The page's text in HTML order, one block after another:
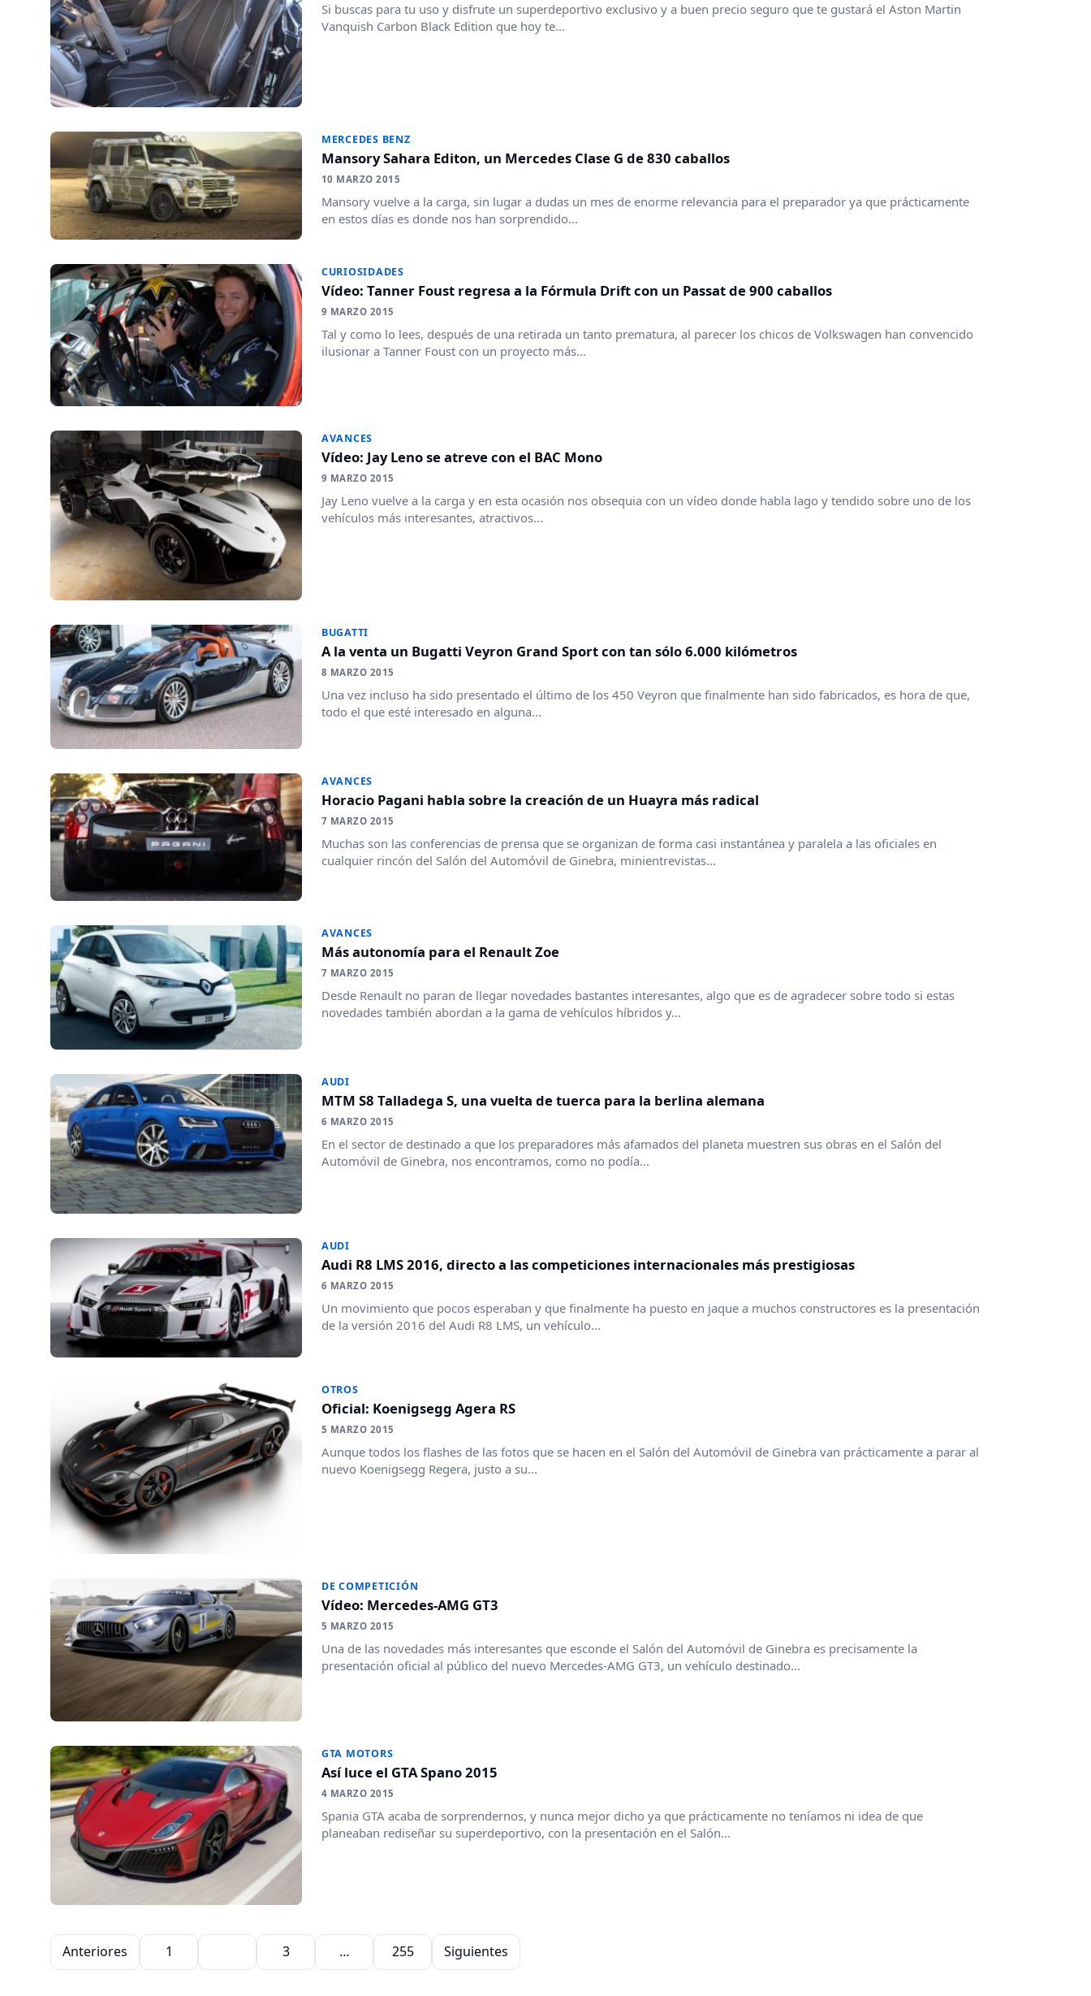
Si buscas para tu uso y disfrute un superdeportivo exclusivo y a buen precio seguro que te gustará el Aston Martin
Vanquish Carbon Black Edition que hoy te...
MERCEDES BENZ
Mansory Sahara Editon, un Mercedes Clase G de 830 caballos
10 MARZO 2015
Mansory vuelve a la carga, sin lugar a dudas un mes de enorme relevancia para el preparador ya que prácticamente
en estos días es donde nos han sorprendido...
CURIOSIDADES
Vídeo: Tanner Foust regresa a la Fórmula Drift con un Passat de 900 caballos
9 MARZO 2015
Tal y como lo lees, después de una retirada un tanto prematura, al parecer los chicos de Volkswagen han convencido
ilusionar a Tanner Foust con un proyecto más...
AVANCES
Vídeo: Jay Leno se atreve con el BAC Mono
9 MARZO 2015
Jay Leno vuelve a la carga y en esta ocasión nos obsequia con un vídeo donde habla lago y tendido sobre uno de los
vehículos más interesantes, atractivos...
BUGATTI
A la venta un Bugatti Veyron Grand Sport con tan sólo 6.000 kilómetros
8 MARZO 2015
Una vez incluso ha sido presentado el último de los 450 Veyron que finalmente han sido fabricados, es hora de que,
todo el que esté interesado en alguna...
AVANCES
Horacio Pagani habla sobre la creación de un Huayra más radical
7 MARZO 2015
Muchas son las conferencias de prensa que se organizan de forma casi instantánea y paralela a las oficiales en
cualquier rincón del Salón del Automóvil de Ginebra, minientrevistas...
AVANCES
Más autonomía para el Renault Zoe
7 MARZO 2015
Desde Renault no paran de llegar novedades bastantes interesantes, algo que es de agradecer sobre todo si estas
novedades también abordan a la gama de vehículos híbridos y...
AUDI
MTM S8 Talladega S, una vuelta de tuerca para la berlina alemana
6 MARZO 2015
En el sector de destinado a que los preparadores más afamados del planeta muestren sus obras en el Salón del
Automóvil de Ginebra, nos encontramos, como no podía...
AUDI
Audi R8 LMS 2016, directo a las competiciones internacionales más prestigiosas
6 MARZO 2015
Un movimiento que pocos esperaban y que finalmente ha puesto en jaque a muchos constructores es la presentación
de la versión 2016 del Audi R8 LMS, un vehículo...
OTROS
Oficial: Koenigsegg Agera RS
5 MARZO 2015
Aunque todos los flashes de las fotos que se hacen en el Salón del Automóvil de Ginebra van prácticamente a parar al
nuevo Koenigsegg Regera, justo a su...
DE COMPETICIÓN
Vídeo: Mercedes-AMG GT3
5 MARZO 2015
Una de las novedades más interesantes que esconde el Salón del Automóvil de Ginebra es precisamente la
presentación oficial al público del nuevo Mercedes-AMG GT3, un vehículo destinado...
GTA MOTORS
Así luce el GTA Spano 2015
4 MARZO 2015
Spania GTA acaba de sorprendernos, y nunca mejor dicho ya que prácticamente no teníamos ni idea de que
planeaban rediseñar su superdeportivo, con la presentación en el Salón...
Paginación de entradas
Anteriores 1 3 … 255 Siguientes